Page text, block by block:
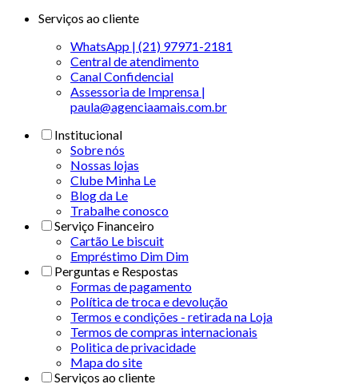
Serviços ao cliente
WhatsApp | (21) 97971-2181
Central de atendimento
Canal Confidencial
Assessoria de Imprensa |
paula@agenciaamais.com.br
Institucional
Sobre nós
Nossas lojas
Clube Minha Le
Blog da Le
Trabalhe conosco
Serviço Financeiro
Cartão Le biscuit
Empréstimo Dim Dim
Perguntas e Respostas
Formas de pagamento
Política de troca e devolução
Termos e condições - retirada na Loja
Termos de compras internacionais
Politica de privacidade
Mapa do site
Serviços ao cliente